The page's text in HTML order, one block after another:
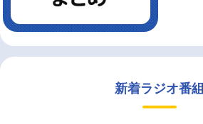
新着ラジオ番組